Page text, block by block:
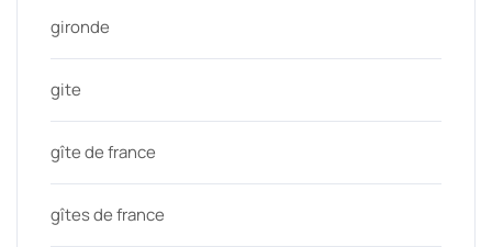
gironde
gite
gîte de france
gîtes de france